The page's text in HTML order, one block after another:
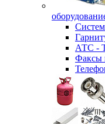
АТС -
Факсы